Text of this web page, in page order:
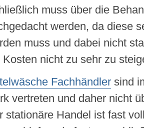
muss über die
werden, da diese
muss und dabei nicht
Kosten nicht zu sehr zu
Fachhändlersind
vertreten und daher nicht
stationäre Handel ist fast